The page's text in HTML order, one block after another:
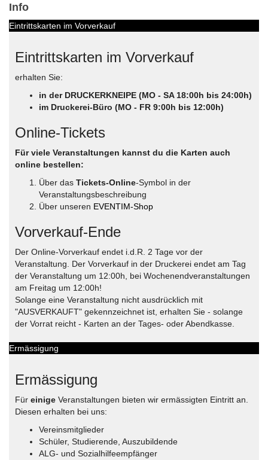
Info
Eintrittskarten im Vorverkauf
Eintrittskarten im Vorverkauf
erhalten Sie:
in der DRUCKERKNEIPE (MO - SA 18:00h bis 24:00h)
im Druckerei-Büro (MO - FR 9:00h bis 12:00h)
Online-Tickets
Für viele Veranstaltungen kannst du die Karten auch
online bestellen:
Über das Tickets-Online-Symbol in der
Veranstaltungsbeschreibung
Über unseren EVENTIM-Shop
Vorverkauf-Ende
Der Online-Vorverkauf endet i.d.R. 2 Tage vor der
Veranstaltung. Der Vorverkauf in der Druckerei endet am Tag
der Veranstaltung um 12:00h, bei Wochenendveranstaltungen
am Freitag um 12:00h!
Solange eine Veranstaltung nicht ausdrücklich mit
"AUSVERKAUFT" gekennzeichnet ist, erhalten Sie - solange
der Vorrat reicht - Karten an der Tages- oder Abendkasse.
Ermässigung
Ermässigung
Für einige Veranstaltungen bieten wir ermässigten Eintritt an.
Diesen erhalten bei uns:
Vereinsmitglieder
Schüler, Studierende, Auszubildende
ALG- und Sozialhilfeempfänger